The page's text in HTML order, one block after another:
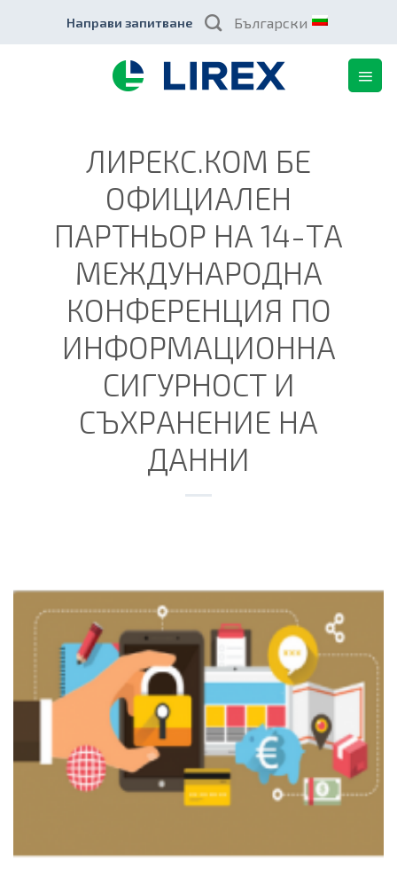
content
Направи запитване Български
ЛИРЕКС.КОМ БЕ
ОФИЦИАЛЕН
ПАРТНЬОР НА 14-ТА
МЕЖДУНАРОДНА
КОНФЕРЕНЦИЯ ПО
ИНФОРМАЦИОННА
СИГУРНОСТ И
СЪХРАНЕНИЕ НА
ДАННИ